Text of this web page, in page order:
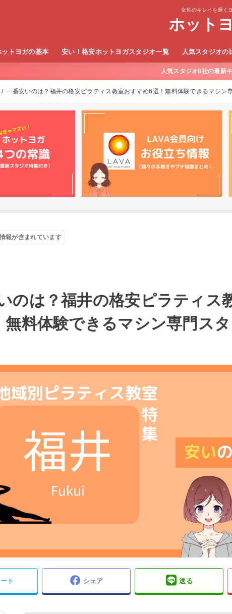
女性のキレイを磨く
ホット
ットヨガの基本 安い！格安ホットヨガスタジオ一覧 人気スタジオの
LAVA×カルド
LAVA×ロイブ
人気スタジオ8社の最新
一番安いのは？福井の格安ピラティス教室おすすめ6選！無料体験できるマシン
報が含まれています
のは？福井の格安ピラティス
無料体験できるマシン専門ス
ト シェア 送る